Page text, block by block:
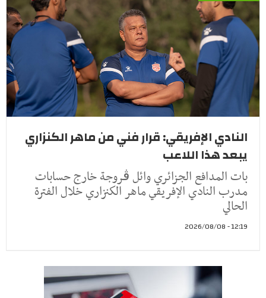
النادي الإفريقي: قرار فني من ماهر الكنزاري
يبعد هذا اللاعب
بات المدافع الجزائري وائل ڤروجة خارج حسابات
مدرب النادي الإفريقي ماهر الكنزاري خلال الفترة
الحالي
12:19 - 2026/08/08